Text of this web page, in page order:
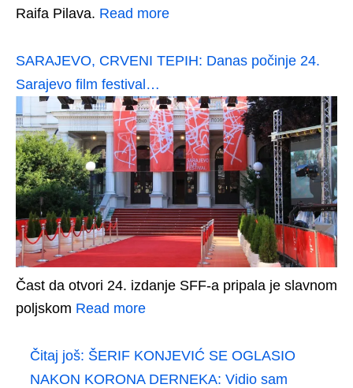
Raifa Pilava. Read more
SARAJEVO, CRVENI TEPIH: Danas počinje 24.
Sarajevo film festival…
Čast da otvori 24. izdanje SFF-a pripala je slavnom
poljskom Read more
Čitaj još: ŠERIF KONJEVIĆ SE OGLASIO
NAKON KORONA DERNEKA: Vidio sam